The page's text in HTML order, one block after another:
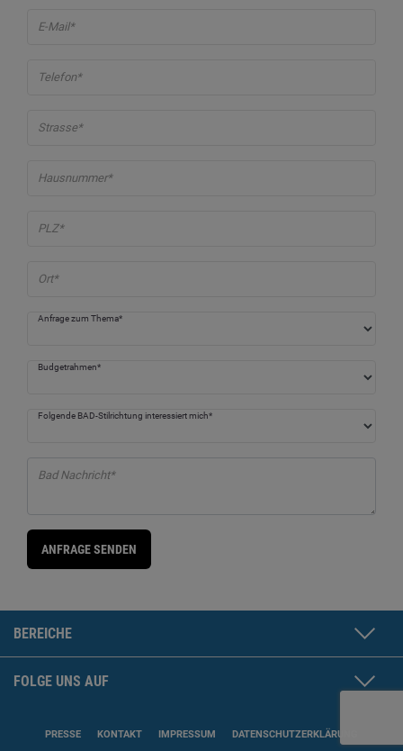
E-Mail*
Telefon*
Strasse*
Hausnummer*
PLZ*
Ort*
Anfrage zum Thema*
Budgetrahmen*
Folgende BAD-Stilrichtung interessiert mich*
Bad Nachricht*
ANFRAGE SENDEN
BEREICHE
FOLGE UNS AUF
PRESSE KONTAKT IMPRESSUM DATENSCHUTZERKLÄRUNG